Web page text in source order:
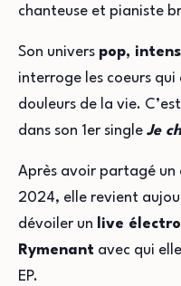
chanteuse et pianiste
Son univers pop,
interroge les coeurs
douleurs de la vie.
dans son 1er single Je
Après avoir partagé
2024, elle revient
dévoiler un
live
Rymenant avec qui
EP.